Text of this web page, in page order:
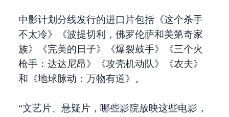
中影计划分线发行的进口片包括《这个杀手
不太冷》《波提切利，佛罗伦萨和美第奇家
族》《完美的日子》《爆裂鼓手》《三个火
枪手：达达尼昂》《攻壳机动队》《农夫》
和《地球脉动：万物有道》。
“文艺片、悬疑片，哪些影院放映这些电影，